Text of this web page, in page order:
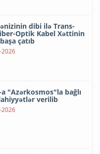
dibi ilə Trans-
Optik Kabel Xəttinin
çatıb
2026
a "Azərkosmos"la bağlı
verilib
2026